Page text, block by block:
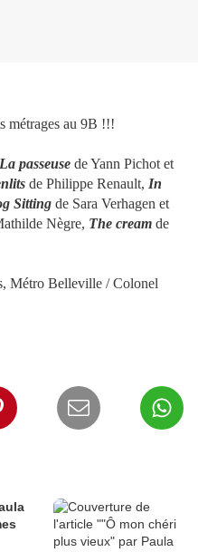
métrages au 9B !!!
La passeuse de Yann Pichot et
de Philippe Renault, In
Sitting de Sara Verhagen et
Nègre , The cream de
Métro Belleville / Colonel